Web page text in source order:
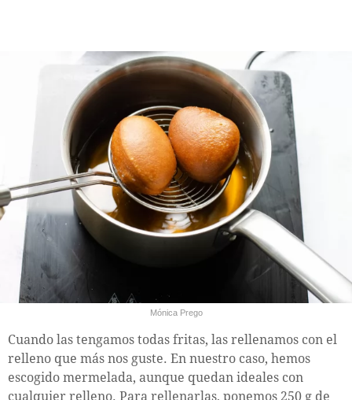
Mónica Prego
Cuando las tengamos todas fritas, las rellenamos con el
relleno que más nos guste. En nuestro caso, hemos
escogido mermelada, aunque quedan ideales con
cualquier relleno. Para rellenarlas, ponemos 250 g de